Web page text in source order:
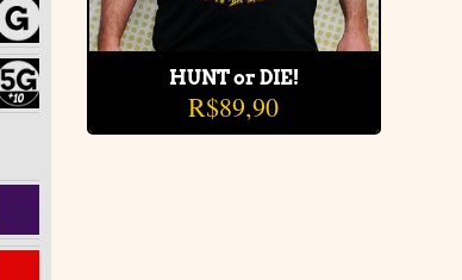
HUNT or DIE!
R$89,90